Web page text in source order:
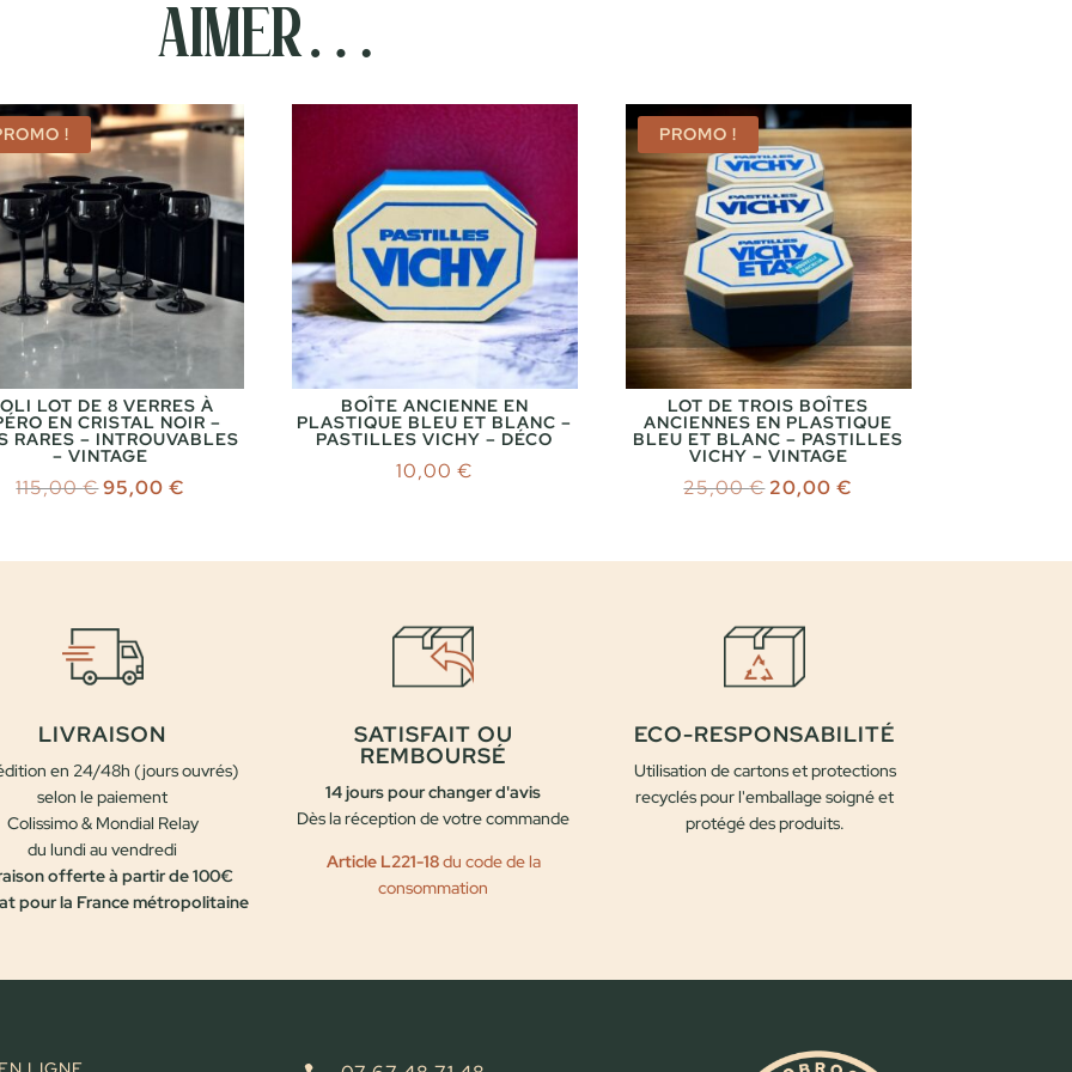
aimer…
!
LOT DE 8 VERRES À
EN CRISTAL NOIR –
RARES – INTROUVABLES
– VINTAGE
115,00€Le
95,00€
BOÎTE ANCIENNE EN
PLASTIQUE BLEU ET BLANC –
PASTILLES VICHY – DÉCO
10,00€
PROMO !
LOT DE TROIS BOÎTES
ANCIENNES EN PLASTIQUE
BLEU ET BLANC – PASTILLES
VICHY – VINTAGE
25,00€ Le
20,00€
LIVRAISON
en 24/48h (jours ouvrés)
selon le paiement
Colissimo & Mondial Relay
du lundi au vendredi
offerte à partir de 100€
pour la France métropolitaine
SATISFAIT OU
REMBOURSÉ
14 jours pour changer d'avis
Dès la réception de votre commande
Article L221-18du code de la
consommation
ECO-RESPONSABILITÉ
Utilisation de cartons et protections
recyclés pour l'emballage soigné et
protégé des produits.